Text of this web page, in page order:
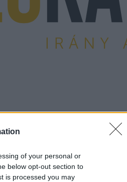
of your personal or
below opt-out section to
is processed you may